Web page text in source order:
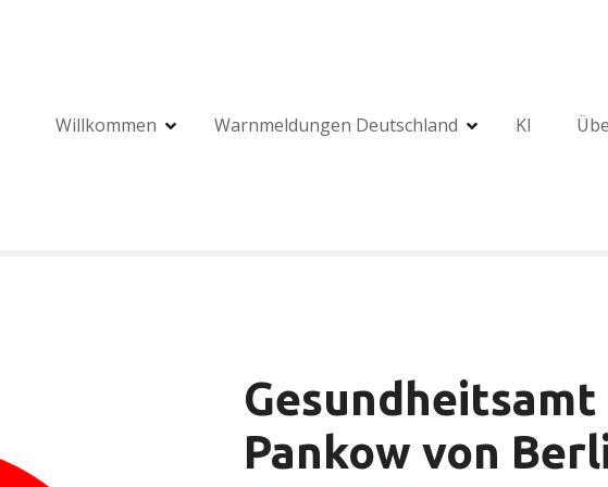
Willkommen Warnmeldungen Deutschland KI
Pankow von